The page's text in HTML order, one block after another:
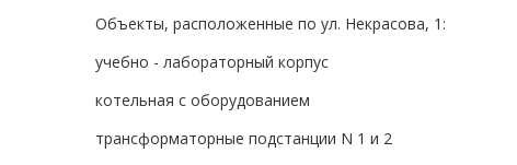
Объекты, расположенные по ул. Некрасова, 1:
учебно - лабораторный корпус
котельная с оборудованием
трансформаторные подстанции N 1 и 2